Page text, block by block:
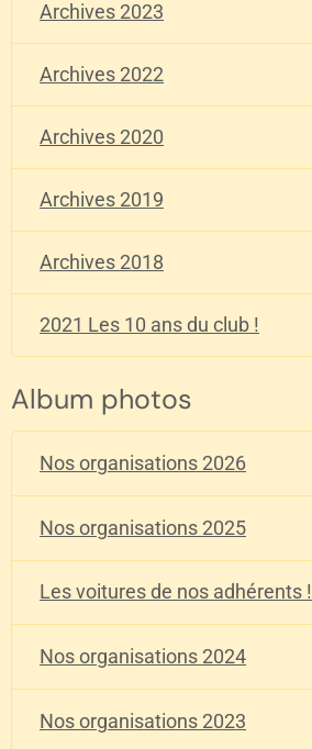
Archives 2023
Archives 2022
Archives 2020
Archives 2019
Archives 2018
2021 Les 10 ans du club !
Album photos
Nos organisations 2026
Nos organisations 2025
Les voitures de nos adhérents !
Nos organisations 2024
Nos organisations 2023